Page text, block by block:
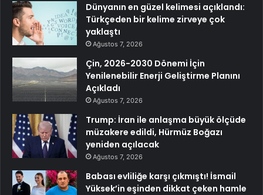
Dünyanın en güzel kelimesi açıklandı:
Türkçeden bir kelime zirveye çok
yaklaştı
Ağustos 7, 2026
Çin, 2026-2030 Dönemi İçin
Yenilenebilir Enerji Geliştirme Planını
Açıkladı
Ağustos 7, 2026
Trump: İran ile anlaşma büyük ölçüde
müzakere edildi, Hürmüz Boğazı
yeniden açılacak
Ağustos 7, 2026
Babası evliliğe karşı çıkmıştı! İsmail
Yüksek’in eşinden dikkat çeken hamle